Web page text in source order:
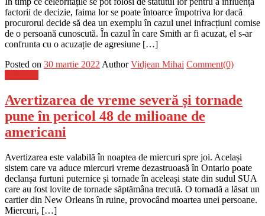
factorii de decizie, faima lor se poate întoarce împotriva lor dacă
procurorul decide să dea un exemplu în cazul unei infracțiuni comise
de o persoană cunoscută. În cazul în care Smith ar fi acuzat, el s-ar
confrunta cu o acuzație de agresiune […]
Posted on 30 martie 2022 Author Vidjean Mihai Comment(0)
Avertizarea de vreme severă și tornade
pune în pericol 48 de milioane de
americani
Avertizarea este valabilă în noaptea de miercuri spre joi. Același
sistem care va aduce miercuri vreme dezastruoasă în Ontario poate
declanșa furtuni puternice și tornade în aceleași state din sudul SUA
care au fost lovite de tornade săptămâna trecută. O tornadă a lăsat un
cartier din New Orleans în ruine, provocând moartea unei persoane.
Miercuri, […]